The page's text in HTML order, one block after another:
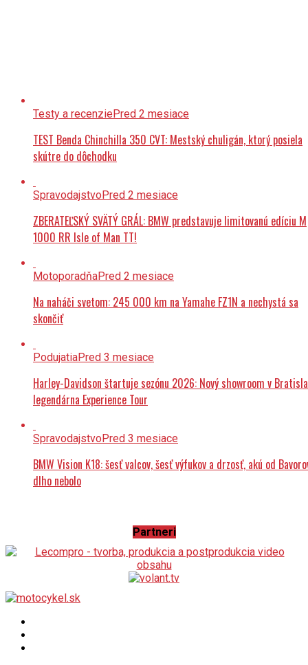
Testy a recenziePred 2 mesiace
TEST Benda Chinchilla 350 CVT: Mestský chuligán, ktorý posiela
skútre do dôchodku
SpravodajstvoPred 2 mesiace
ZBERATEĽSKÝ SVÄTÝ GRÁL: BMW predstavuje limitovanú edíciu M
1000 RR Isle of Man TT!
MotoporadňaPred 2 mesiace
Na naháči svetom: 245 000 km na Yamahe FZ1N a nechystá sa
skončiť
PodujatiaPred 3 mesiace
Harley-Davidson štartuje sezónu 2026: Nový showroom v
legendárna Experience Tour
SpravodajstvoPred 3 mesiace
BMW Vision K18: šesť valcov, šesť výfukov a drzosť, akú od
dlho nebolo
Partneri